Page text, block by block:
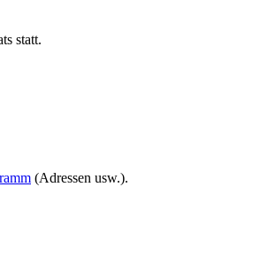
statt.
(Adressen usw.).